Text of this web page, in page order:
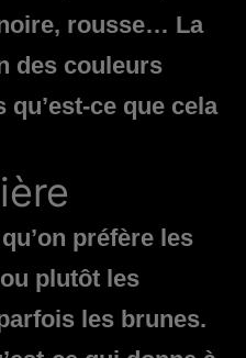
rousse… La
des couleurs
ce que cela
préfère les
plutôt les
les brunes.